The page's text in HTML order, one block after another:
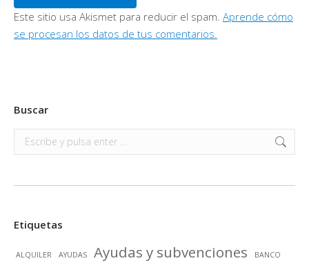
Este sitio usa Akismet para reducir el spam. Aprende cómo
se procesan los datos de tus comentarios.
Buscar
Buscar:
Etiquetas
ALQUILER AYUDAS Ayudas y subvenciones BANCO